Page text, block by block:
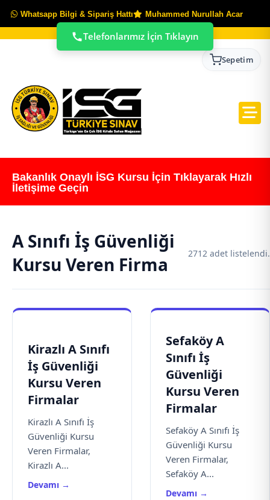
Whatsapp Bilgi & Sipariş Hattı Muhammed Nurullah Acar
Sepetim
Bakanlık Onaylı İSG Kursu İçin Tıklayarak Hızlı
İletişime Geçin
A Sınıfı İş Güvenliği
Kursu Veren Firma
2712 adet listelendi.
Kirazlı A Sınıfı
İş Güvenliği
Kursu Veren
Firmalar
Kirazlı A Sınıfı İş
Güvenliği Kursu
Veren Firmalar,
Kirazlı A...
Devamı →
Sefaköy A
Sınıfı İş
Güvenliği
Kursu Veren
Firmalar
Sefaköy A Sınıfı İş
Güvenliği Kursu
Veren Firmalar,
Sefaköy A...
Devamı →
Telefonlarımız İçin Tıklayın